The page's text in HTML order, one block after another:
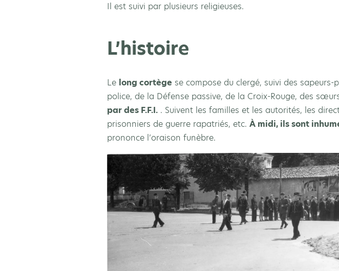
Il est suivi par plusieurs religieuses.
L’histoire
Le long cortège se compose du clergé, suivi des
police, de la Défense passive, de la Croix-Rouge, des
par des F.F.I. . Suivent les familles et les autorités, les
prisonniers de guerre rapatriés, etc. À midi, ils sont
prononce l’oraison funèbre.